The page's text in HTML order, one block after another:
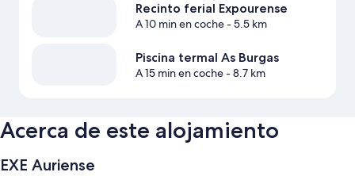
Recinto ferial Expourense
A 10 min en coche- 5.5 km
Piscina termal As Burgas
A 15 min en coche- 8.7 km
Acerca de este alojamiento
EXE Auriense